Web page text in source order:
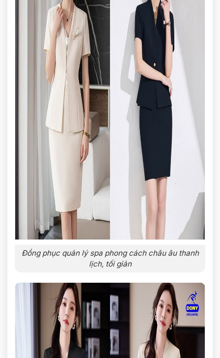
Đồng phục quản lý spa phong cách châu âu thanh
lịch, tối giản